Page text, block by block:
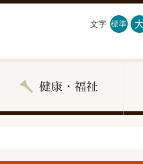
文字 標準 大